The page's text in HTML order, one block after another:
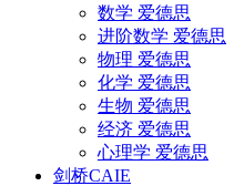
数学 爱德思
进阶数学 爱德思
物理 爱德思
化学 爱德思
生物 爱德思
经济 爱德思
心理学 爱德思
剑桥CAIE